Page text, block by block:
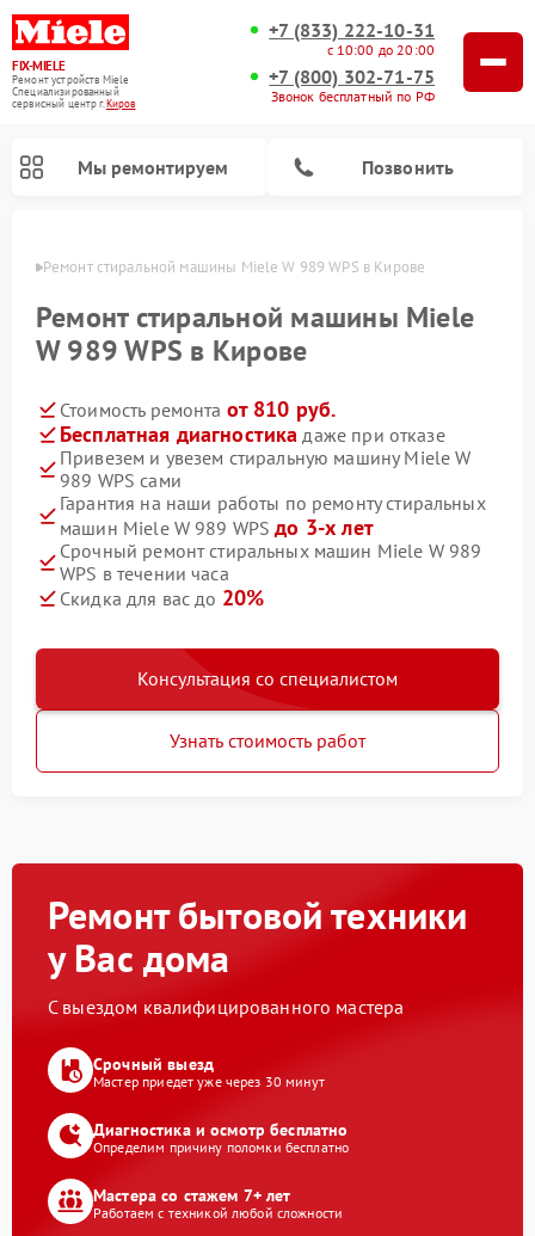
FIX-MIELE
Ремонт устройств Miele
Специализированный
cервисный центр г.Киров
+7 (833) 222-10-31
с 10:00 до 20:00
+7 (800) 302-71-75
Звонок бесплатный по РФ
Мы ремонтируем Позвонить
Ремонт стиральной машины Miele W 989 WPS в Кирове
Ремонт стиральной машины Miele
W 989 WPS в Кирове
Стоимость ремонта от 810 руб.
Бесплатная диагностика даже при отказе
Привезем и увезем стиральную машину Miele W
989 WPS сами
Гарантия на наши работы по ремонту стиральных
машин Miele W 989 WPSдо 3-х лет
Срочный ремонт стиральных машин Miele W 989
WPS в течении часа
Скидка для вас до 20%
Консультация со специалистом
Узнать стоимость работ
Ремонт бытовой техники
у Вас дома
С выездом квалифицированного мастера
Срочный выезд
Мастер приедет уже через 30 минут
Диагностика и осмотр бесплатно
Определим причину поломки бесплатно
Мастера со стажем 7+ лет
Работаем с техникой любой сложности